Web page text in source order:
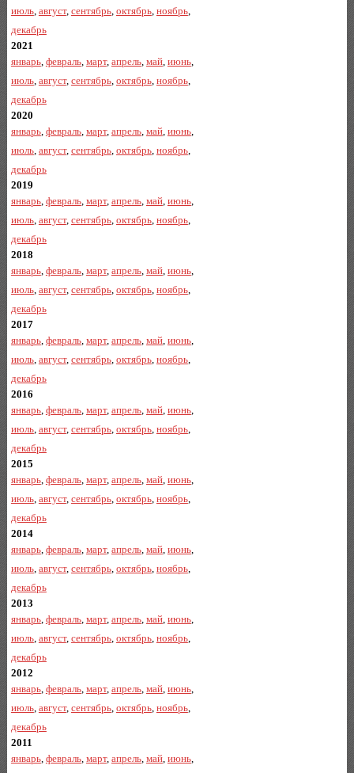
июль, август, сентябрь, октябрь, ноябрь,
декабрь
2021
январь, февраль, март, апрель, май, июнь,
июль, август, сентябрь, октябрь, ноябрь,
декабрь
2020
январь, февраль, март, апрель, май, июнь,
июль, август, сентябрь, октябрь, ноябрь,
декабрь
2019
январь, февраль, март, апрель, май, июнь,
июль, август, сентябрь, октябрь, ноябрь,
декабрь
2018
январь, февраль, март, апрель, май, июнь,
июль, август, сентябрь, октябрь, ноябрь,
декабрь
2017
январь, февраль, март, апрель, май, июнь,
июль, август, сентябрь, октябрь, ноябрь,
декабрь
2016
январь, февраль, март, апрель, май, июнь,
июль, август, сентябрь, октябрь, ноябрь,
декабрь
2015
январь, февраль, март, апрель, май, июнь,
июль, август, сентябрь, октябрь, ноябрь,
декабрь
2014
январь, февраль, март, апрель, май, июнь,
июль, август, сентябрь, октябрь, ноябрь,
декабрь
2013
январь, февраль, март, апрель, май, июнь,
июль, август, сентябрь, октябрь, ноябрь,
декабрь
2012
январь, февраль, март, апрель, май, июнь,
июль, август, сентябрь, октябрь, ноябрь,
декабрь
2011
январь, февраль, март, апрель, май, июнь,